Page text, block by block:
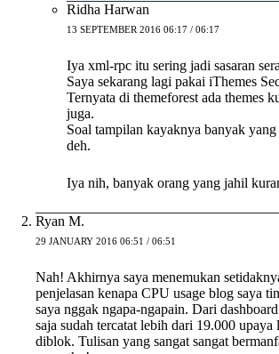
Ridha Harwan
13 SEPTEMBER 2016 06:17 / 06:17
Iya xml-rpc itu sering jadi sasaran
Saya sekarang lagi pakai iThemes
Ternyata di themeforest ada themes
juga.
Soal tampilan kayaknya banyak yang
deh.
Iya nih, banyak orang yang jahil
Ryan M.
29 JANUARY 2016 06:51 / 06:51
Nah! Akhirnya saya menemukan
penjelasan kenapa CPU usage blog saya
saya nggak ngapa-ngapain. Dari
saja sudah tercatat lebih dari 19.000 upaya
diblok. Tulisan yang sangat sangat